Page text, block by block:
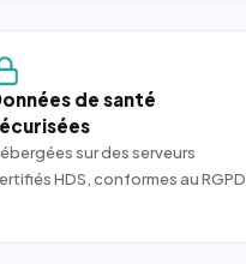
de santé
sur des serveurs
HDS, conformes au RGPD.